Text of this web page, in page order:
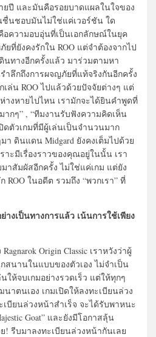
ยปี และมันคือรอยบาดแผลในใจของ
ชื่นชอบมันไม่ใช่แค่เวอร์ชัน ใด
ความอบอุ่นที่เป็นเอกลักษณ์ในยุค
ที่ยังคงรักใน ROO แต่จำต้องจากไป
นทางอีกครั้งแล้ว มาร่วมตามหา
ำลึกถึงการผจญภัยที่แท้จริงกันอีกครั้ง
ล่น ROO ไปแล้วด้วยปัจจัยต่างๆ แต่
างหายไปไหน เรามักจะได้ยินคำพูดที่
ากๆ” , “ทีมงานรับฟังความคิดเห็น
ดตัวเกมที่มีผู้เล่นเป็นจำนวนมาก
า ดินแดน Midgard ยังคงเต็มไปด้วย
าะมีเรื่องราวของคุณอยู่ในนั้น เรา
าสัมผัสอีกครั้ง ไม่ใช่แค่เกม แต่ยัง
ในอดีต รวมถึง “พวกเรา” ที่
างเป็นทางการแล้ว เน้นการใช้เพียง
Origin Classic เราหวังว่าผู้
สนานในแบบของตัวเอง ไม่จำเป็น
ให้จบเกมอย่างรวดเร็ว แต่ให้ทุกๆ
ตนเอง เกมเปิดให้ลงทะเบียนล่วง
บียนล่วงหน้าสำเร็จ จะได้รับพาหนะ
Goat” และยังมีโอกาสลุ้น
ย! รีบมาลงทะเบียนล่วงหน้ากันเลย